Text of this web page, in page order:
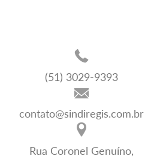
(51) 3029-9393
contato@sindiregis.com.br
Rua Coronel Genuíno,